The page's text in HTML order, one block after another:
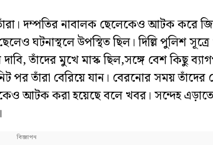
তাঁরা। দম্পতির নাবালক ছেলেকেও আটক করে
ঘটনাস্থলে উপস্থিত ছিল। দিল্লি পুলিশ
তাঁদের মুখে মাস্ক ছিল,সঙ্গে বেশ কিছু
পর তাঁরা বেরিয়ে যান। বেরনোর সময়
আটক করা হয়েছে বলে খবর। সন্দেহ